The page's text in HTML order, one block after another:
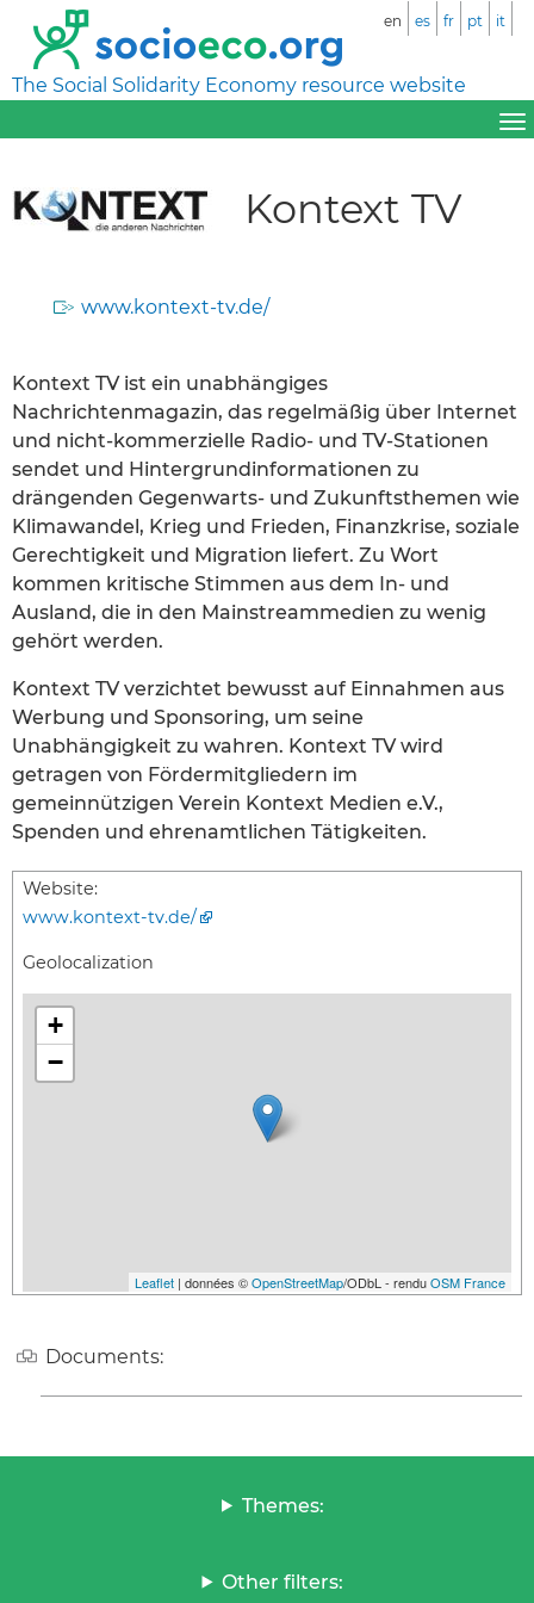
The Social Solidarity Economy resource website
en es fr pt it
Kontext TV
www.kontext-tv.de/
Kontext TV ist ein unabhängiges
Nachrichtenmagazin, das regelmäßig über Internet
und nicht-kommerzielle Radio- und TV-Stationen
sendet und Hintergrundinformationen zu
drängenden Gegenwarts- und Zukunftsthemen wie
Klimawandel, Krieg und Frieden, Finanzkrise, soziale
Gerechtigkeit und Migration liefert. Zu Wort
kommen kritische Stimmen aus dem In- und
Ausland, die in den Mainstreammedien zu wenig
gehört werden.
Kontext TV verzichtet bewusst auf Einnahmen aus
Werbung und Sponsoring, um seine
Unabhängigkeit zu wahren. Kontext TV wird
getragen von Fördermitgliedern im
gemeinnützigen Verein Kontext Medien e.V.,
Spenden und ehrenamtlichen Tätigkeiten.
Website:
www.kontext-tv.de/
Geolocalization
+
−
Leaflet | données ©OpenStreetMap/ODbL - renduOSM France
Documents:
Themes:
Other filters: